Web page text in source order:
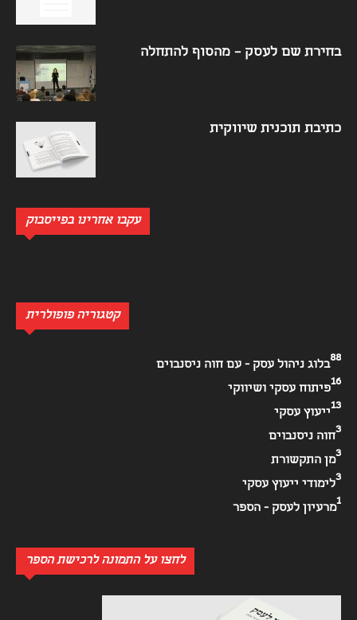
בחירת שם לעסק – מהסוף להתחלה
כתיבת תוכנית שיווקית
עקבו אחרינו בפייסבוק
קטגוריה פופולרית
בלוג ניהול עסק - עם חוה ניסנבוים
88
פיתוח עסקי ושיווקי
16
ייעוץ עסקי
13
חוה ניסנבוים
3
מן התקשורת
3
לימודי ייעוץ עסקי
3
מרעיון לעסק - הספר
1
לחצו על התמונה לרכישת הספר